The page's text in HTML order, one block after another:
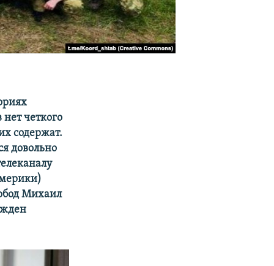
четкого
содержат.
довольно
Михаил